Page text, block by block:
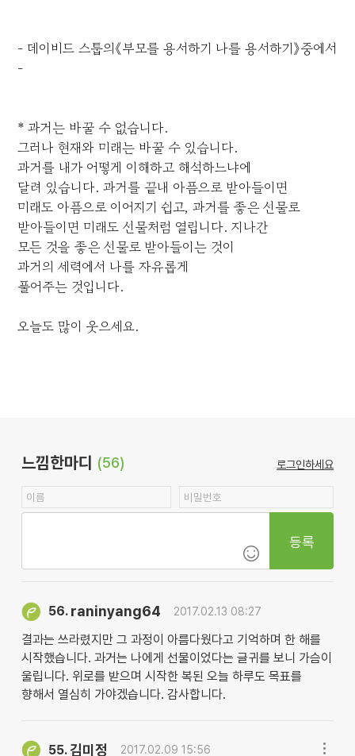
- 데이비드 스툽의《부모를 용서하기 나를 용서하기》중에서
-
* 과거는 바꿀 수 없습니다.
그러나 현재와 미래는 바꿀 수 있습니다.
과거를 내가 어떻게 이해하고 해석하느냐에
달려 있습니다. 과거를 끝내 아픔으로 받아들이면
미래도 아픔으로 이어지기 쉽고, 과거를 좋은 선물로
받아들이면 미래도 선물처럼 열립니다. 지나간
모든 것을 좋은 선물로 받아들이는 것이
과거의 세력에서 나를 자유롭게
풀어주는 것입니다.
오늘도 많이 웃으세요.
느낌한마디 (56) 로그인하세요
등록
56. raninyang64 2017.02.13 08:27
결과는 쓰라렸지만 그 과정이 아름다웠다고 기억하며 한 해를
시작했습니다. 과거는 나에게 선물이었다는 글귀를 보니 가슴이
울립니다. 위로를 받으며 시작한 복된 오늘 하루도 목표를
향해서 열심히 가야겠습니다. 감사합니다.
55.김미정 2017.02.09 15:56